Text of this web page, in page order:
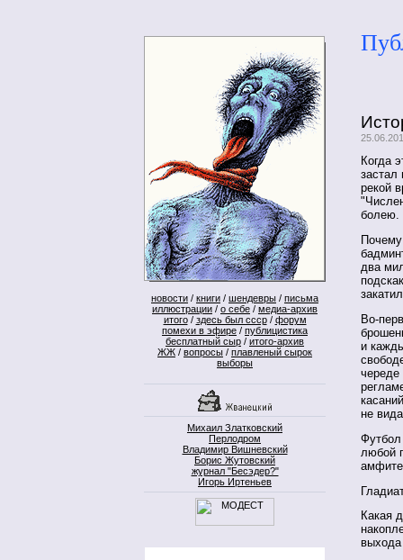
новости / книги / шендевры / письма
иллюстрации / о себе / медиа-архив
итого/ здесь был ссср/ форум
помехи в эфире / публицистика
бесплатный сыр / итого-архив
ЖЖ / вопросы / плавленый сырок
выборы
Михаил Златковский
Перлодром
Владимир Вишневский
Борис Жутовский
журнал "Бесэдер?"
Игорь Иртеньев
Когда
застал
рекой
болею.
два
Во-
и
череде
не
Футбол
любой
Какая